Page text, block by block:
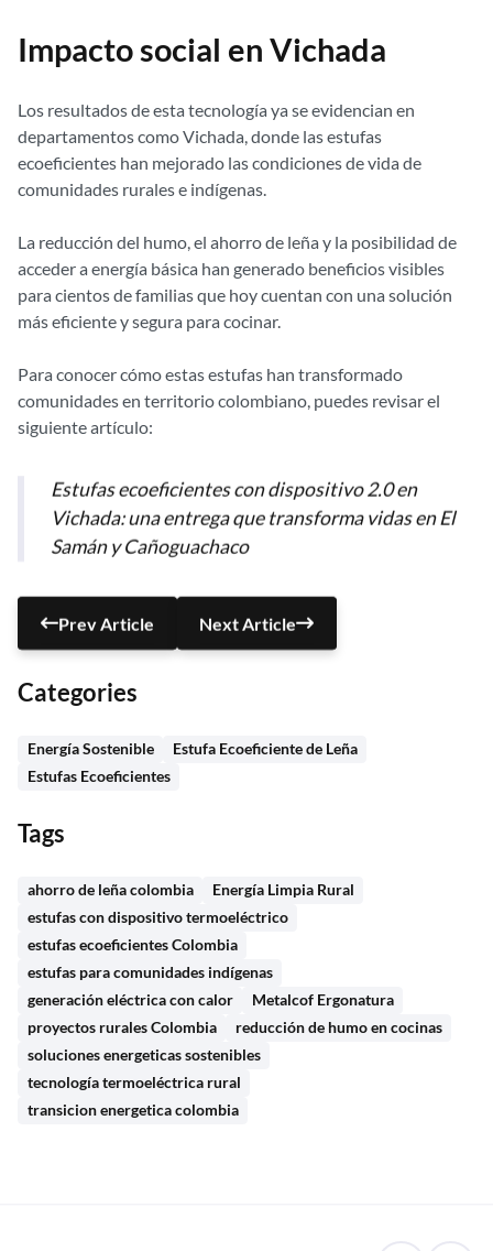
Impacto social en Vichada
Los resultados de esta tecnología ya se evidencian en
departamentos como Vichada, donde las estufas
ecoeficientes han mejorado las condiciones de vida de
comunidades rurales e indígenas.
La reducción del humo, el ahorro de leña y la posibilidad de
acceder a energía básica han generado beneficios visibles
para cientos de familias que hoy cuentan con una solución
más eficiente y segura para cocinar.
Para conocer cómo estas estufas han transformado
comunidades en territorio colombiano, puedes revisar el
siguiente artículo:
Estufas ecoeficientes con dispositivo 2.0 en
Vichada: una entrega que transforma vidas en El
Samán y Cañoguachaco
Prev Article Next Article
Categories
Energía Sostenible
Estufa Ecoeficiente de Leña
Estufas Ecoeficientes
Tags
ahorro de leña colombia
Energía Limpia Rural
estufas con dispositivo termoeléctrico
estufas ecoeficientes Colombia
estufas para comunidades indígenas
generación eléctrica con calor
Metalcof Ergonatura
proyectos rurales Colombia
reducción de humo en cocinas
soluciones energeticas sostenibles
tecnología termoeléctrica rural
transicion energetica colombia